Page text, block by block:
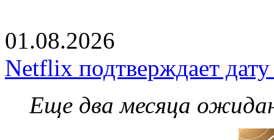
01.08.2026
Netflix подтверждает
Еще два месяца